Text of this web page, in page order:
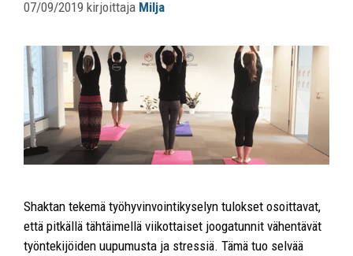
07/09/2019 kirjoittaja Milja
Shaktan tekemä työhyvinvointikyselyn tulokset osoittavat,
että pitkällä tähtäimellä viikottaiset joogatunnit vähentävät
työntekijöiden uupumusta ja stressiä. Tämä tuo selvää